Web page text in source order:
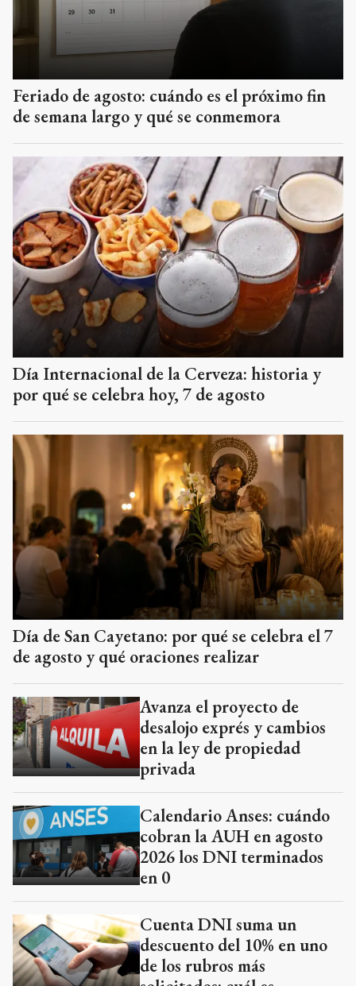
Feriado de agosto: cuándo es el próximo fin
de semana largo y qué se conmemora
Día Internacional de la Cerveza: historia y
por qué se celebra hoy, 7 de agosto
Día de San Cayetano: por qué se celebra el 7
de agosto y qué oraciones realizar
Avanza el proyecto de
desalojo exprés y cambios
en la ley de propiedad
privada
Calendario Anses: cuándo
cobran la AUH en agosto
2026 los DNI terminados
en 0
Cuenta DNI suma un
descuento del 10% en uno
de los rubros más